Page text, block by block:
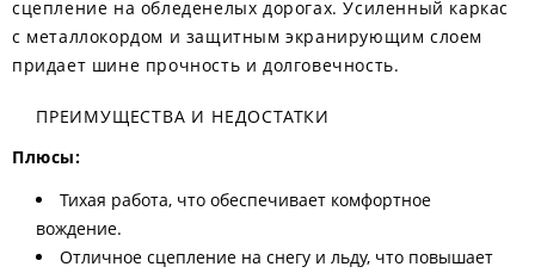
сцепление на обледенелых дорогах. Усиленный каркас
с металлокордом и защитным экранирующим слоем
придает шине прочность и долговечность.
ПРЕИМУЩЕСТВА И НЕДОСТАТКИ
Плюсы:
Тихая работа, что обеспечивает комфортное
вождение.
Отличное сцепление на снегу и льду, что повышает